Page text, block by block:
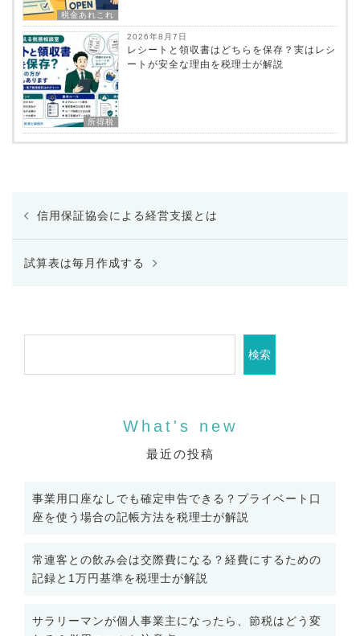
税金あれこれ
所得税
2026年8月7日
レシートと領収書はどちらを保存？実はレシ
ートが安全な理由を税理士が解説
稿
ナ
ビ
信用保証協会による経営支援とは
試算表は毎月作成する
検索
最近の投稿
事業用口座なしでも確定申告できる？プライベート口
座を使う場合の記帳方法を税理士が解説
常連客との飲み会は交際費になる？経費にするための
記録と1万円基準を税理士が解説
サラリーマンが個人事業主になったら、節税はどう変